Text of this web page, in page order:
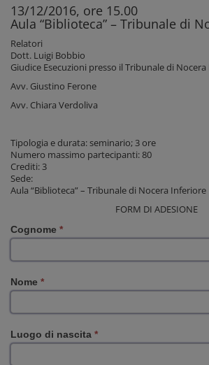
13/12/2016, ore 15.00
Aula “Biblioteca” – Tribunale di
Relatori
Dott. Luigi Bobbio
Giudice Esecuzioni presso il Tribunale di
Avv. Giustino Ferone
Avv. Chiara Verdoliva
Tipologia e durata: seminario; 3 ore
Numero massimo partecipanti: 80
Crediti: 3
Sede:
Aula “Biblioteca” – Tribunale di Nocera Inferiore
FORM DI ADESIONE
Cognome *
Nome *
Luogo di nascita *